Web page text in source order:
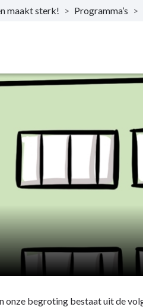
maakt sterk! > Programma’s >
onze begroting bestaat uit de